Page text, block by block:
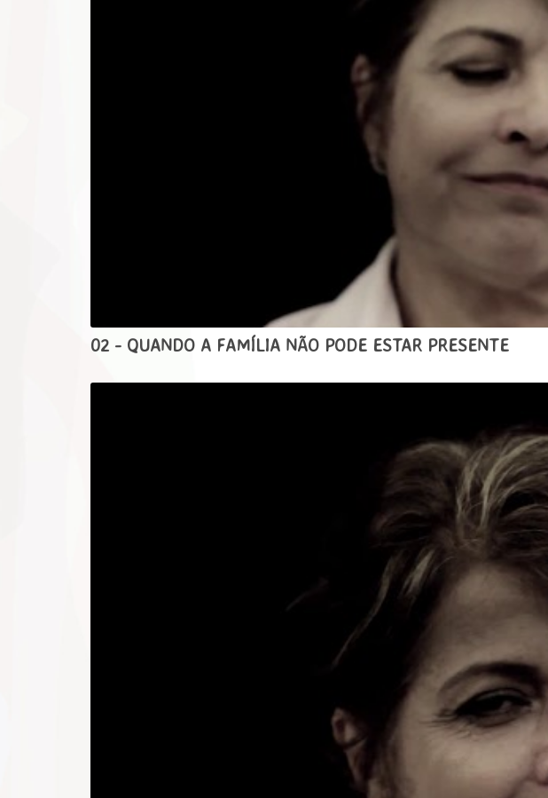
02 - QUANDO A FAMÍLIA NÃO PODE ESTAR PRESENTE